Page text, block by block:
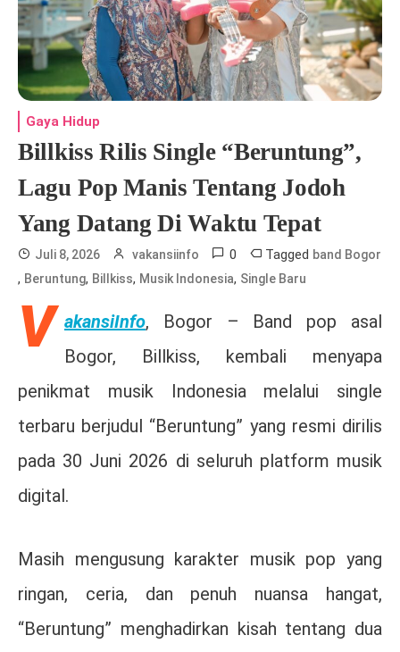
Gaya Hidup
Billkiss Rilis Single “Beruntung”,
Lagu Pop Manis Tentang Jodoh
Yang Datang Di Waktu Tepat
Juli 8, 2026 vakansiinfo 0 Tagged band Bogor
, Beruntung, Billkiss, Musik Indonesia, Single Baru
V akansiInfo, Bogor – Band pop asal
Bogor, Billkiss, kembali menyapa
penikmat musik Indonesia melalui single
terbaru berjudul “Beruntung” yang resmi dirilis
pada 30 Juni 2026 di seluruh platform musik
digital.
Masih mengusung karakter musik pop yang
ringan, ceria, dan penuh nuansa hangat,
“Beruntung” menghadirkan kisah tentang dua